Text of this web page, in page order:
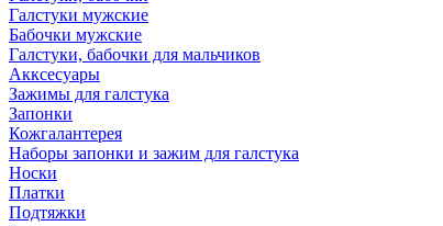
Галстуки мужские
Бабочки мужские
Галстуки, бабочки для мальчиков
Акксесуары
Зажимы для галстука
Запонки
Кожгалантерея
Наборы запонки и зажим для галстука
Носки
Платки
Подтяжки